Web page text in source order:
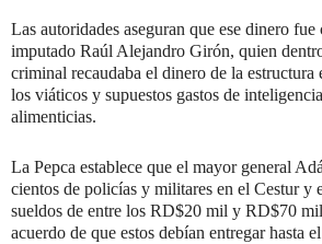
Las autoridades aseguran que ese dinero
imputado Raúl Alejandro Girón, quien
criminal recaudaba el dinero de la estructura
los viáticos y supuestos gastos de
alimenticias.
La Pepca establece que el mayor general
cientos de policías y militares en el Cestur y
sueldos de entre los RD$20 mil y RD$70
acuerdo de que estos debían entregar hasta